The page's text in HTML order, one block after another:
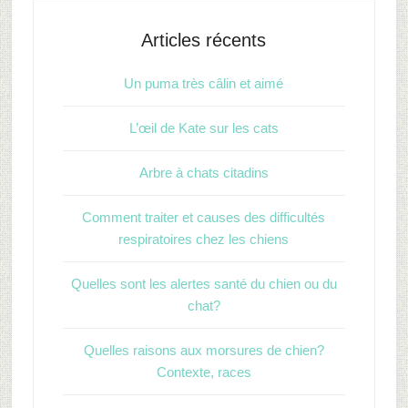
Articles récents
Un puma très câlin et aimé
L’œil de Kate sur les cats
Arbre à chats citadins
Comment traiter et causes des difficultés
respiratoires chez les chiens
Quelles sont les alertes santé du chien ou du
chat?
Quelles raisons aux morsures de chien?
Contexte, races